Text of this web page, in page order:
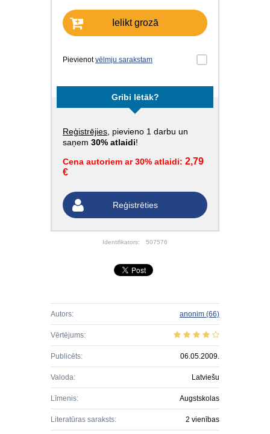
Ielikt grozā
Pievienotvēlmju sarakstam
Gribi lētāk?
Reģistrējies , pievieno 1 darbu un
saņem 30% atlaidi!
Cena autoriem ar 30% atlaidi: 2,79
€
Reģistrēties
Identifikators: 507576
Autors: anonim (66)
Vērtējums:
Publicēts: 06.05.2009.
Valoda: Latviešu
Līmenis: Augstskolas
Literatūras saraksts: 2 vienības